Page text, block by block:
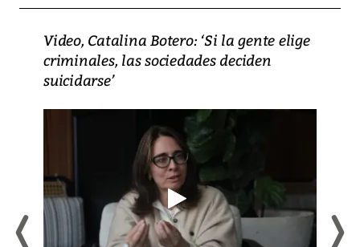
Video, Catalina Botero: ‘Si la gente elige
criminales, las sociedades deciden
suicidarse’